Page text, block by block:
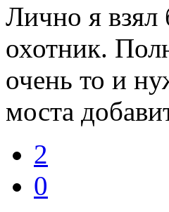
Лично я
охотник.
очень то и
моста
2
0